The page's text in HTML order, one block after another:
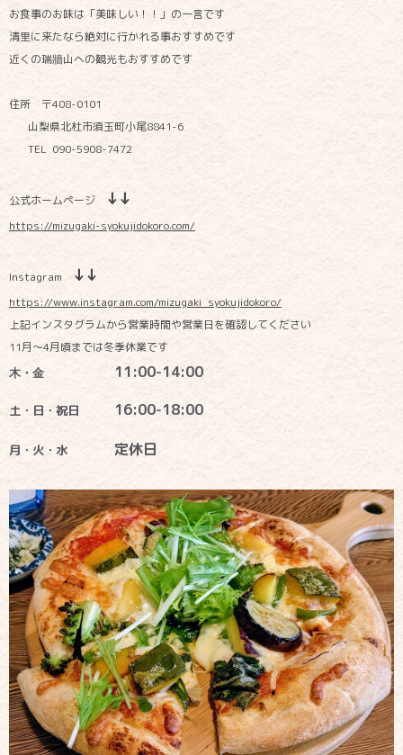
お食事のお味は「美味しい！！」の一言です
清里に来たなら絶対に行かれる事おすすめです
近くの瑞牆山への観光もおすすめです
住所 〒408-0101
山梨県北杜市須玉町小尾8841-6
TEL 090-5908-7472
公式ホームページ ↓↓
https://mizugaki-syokujidokoro.com/
Instagram ↓↓
https://www.instagram.com/mizugaki_syokujidokoro/
上記インスタグラムから営業時間や営業日を確認してください
11月～4月頃までは冬季休業です
木・金 11:00-14:00
土・日・祝日 16:00-18:00
月・火・水 定休日